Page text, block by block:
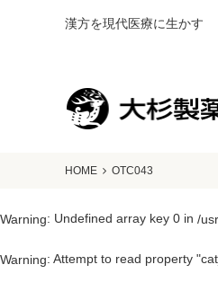
漢方を現代医療に生かす
HOME OTC043
Warning: Undefined array key 0 in /
Warning: Attempt to read property